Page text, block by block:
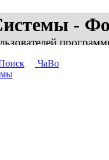
-
ЧаВо